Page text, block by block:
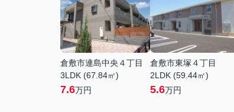
倉敷市連島中央４丁目
3LDK (67.84㎡)
7.6万円
倉敷市東塚４丁目
2LDK (59.44㎡)
5.6万円